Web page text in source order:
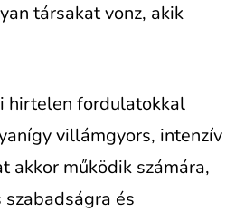
társakat vonz, akik
hirtelen fordulatokkal
villámgyors, intenzív
akkor működik számára,
és